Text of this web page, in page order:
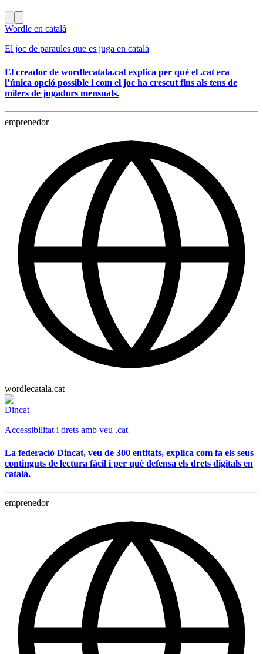
Wordle en català
El joc de paraules que es juga en català
El creador de wordlecatala.cat explica per què el .cat era
l’única opció possible i com el joc ha crescut fins als tens de
milers de jugadors mensuals.
emprenedor
wordlecatala.cat
Dincat
Accessibilitat i drets amb veu .cat
La federació Dincat, veu de 300 entitats, explica com fa els seus
continguts de lectura fàcil i per què defensa els drets digitals en
català.
emprenedor